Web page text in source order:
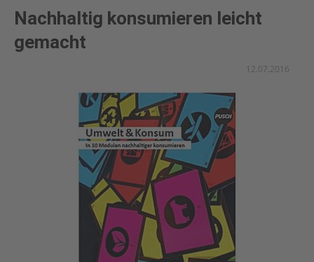
Nachhaltig konsumieren leicht
gemacht
12.07.2016